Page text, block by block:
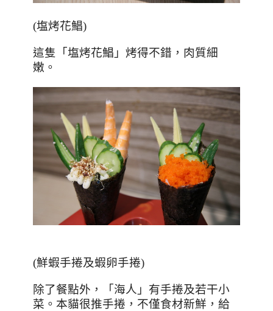
(塩烤花鯧)
這隻「塩烤花鯧」烤得不錯，肉質細
嫩。
(鮮蝦手捲及蝦卵手捲)
除了餐點外，「海人」有手捲及若干小
菜。本貓很推手捲，不僅食材新鮮，給